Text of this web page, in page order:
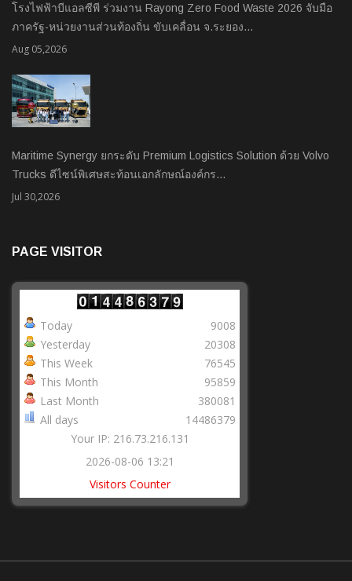
โรงไฟฟ้าบีแอลซีพี ร่วมงาน Rayong Zero Food Waste 2026 จับมือ
ภาครัฐ-หน่วยงานส่วนท้องถิ่น ขับเคลื่อน จ.ระยอง…
Aug 05,2026
Maritime Synergy ยกระดับ Premium Logistics Solution ด้วย Volvo
Trucks ดีไซน์พิเศษสะท้อนเอกลักษณ์องค์กร…
Jul 30,2026
PAGE VISITOR
Today
Yesterday
This Week
This Month
Last Month
All days
9008
20308
76545
95859
380081
14486379
Your IP: 216.73.216.131
2026-08-06 13:21
Visitors Counter